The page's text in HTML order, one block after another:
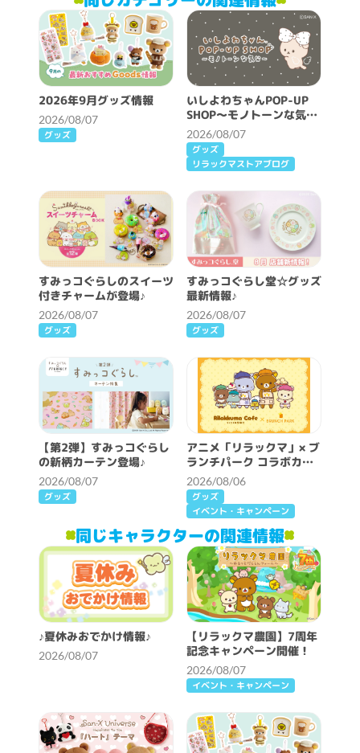
2026年9月グッズ情報
2026/08/07
グッズ
いしよわちゃんPOP-UP
SHOP～モノトーンな気分
～開催決定！
2026/08/07
グッズ
リラックマストアブログ
すみっコぐらしのスイーツ
付きチャームが登場♪
2026/08/07
グッズ
すみっコぐらし堂☆グッズ
最新情報♪
2026/08/07
グッズ
【第2弾】すみっコぐらし
の新柄カーテン登場♪
2026/08/07
グッズ
アニメ「リラックマ」× ブ
ランチパーク コラボカフ
ェ開催決定！
2026/08/06
グッズ
イベント・キャンペーン
同じキャラクターの関連情報
♪夏休みおでかけ情報♪
2026/08/07
【リラックマ農園】7周年
記念キャンペーン開催！
2026/08/07
イベント・キャンペーン